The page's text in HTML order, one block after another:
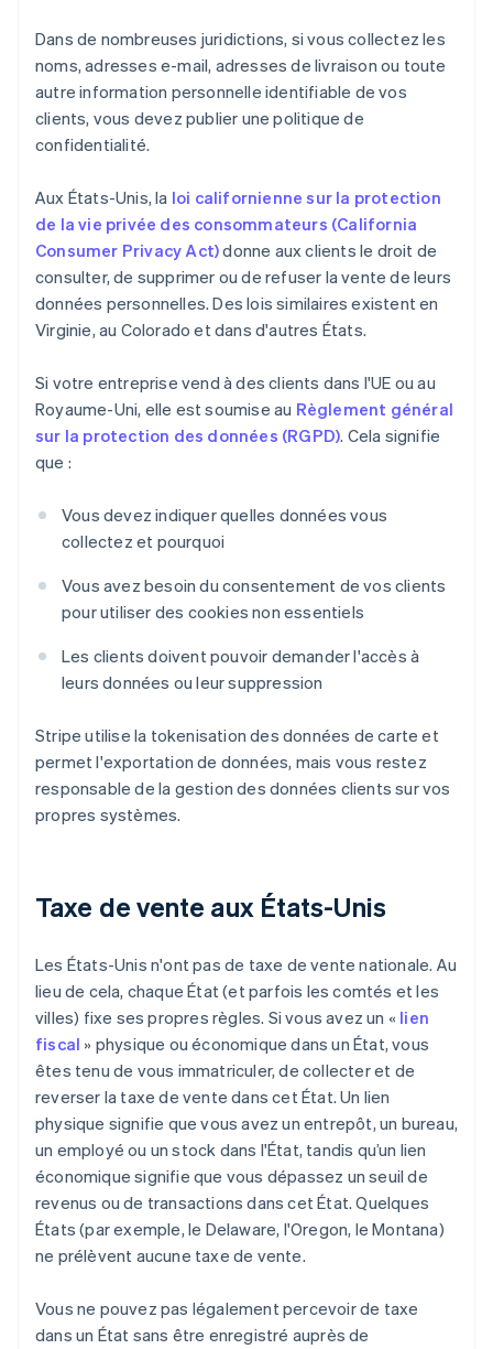
Dans de nombreuses juridictions, si vous collectez les
noms, adresses e-mail, adresses de livraison ou toute
autre information personnelle identifiable de vos
clients, vous devez publier une politique de
confidentialité.
Aux États-Unis, la loi californienne sur la protection
de la vie privée des consommateurs (California
Consumer Privacy Act)donne aux clients le droit de
consulter, de supprimer ou de refuser la vente de leurs
données personnelles. Des lois similaires existent en
Virginie, au Colorado et dans d'autres États.
Si votre entreprise vend à des clients dans l'UE ou au
Royaume-Uni, elle est soumise au Règlement général
sur la protection des données (RGPD). Cela signifie
que :
Vous devez indiquer quelles données vous
collectez et pourquoi
Vous avez besoin du consentement de vos clients
pour utiliser des cookies non essentiels
Les clients doivent pouvoir demander l'accès à
leurs données ou leur suppression
Stripe utilise la tokenisation des données de carte et
permet l'exportation de données, mais vous restez
responsable de la gestion des données clients sur vos
propres systèmes.
Taxe de vente aux États-Unis
Les États-Unis n'ont pas de taxe de vente nationale. Au
lieu de cela, chaque État (et parfois les comtés et les
villes) fixe ses propres règles. Si vous avez un « lien
fiscal » physique ou économique dans un État, vous
êtes tenu de vous immatriculer, de collecter et de
reverser la taxe de vente dans cet État. Un lien
physique signifie que vous avez un entrepôt, un bureau,
un employé ou un stock dans l'État, tandis qu’un lien
économique signifie que vous dépassez un seuil de
revenus ou de transactions dans cet État. Quelques
États (par exemple, le Delaware, l'Oregon, le Montana)
ne prélèvent aucune taxe de vente.
Vous ne pouvez pas légalement percevoir de taxe
dans un État sans être enregistré auprès de